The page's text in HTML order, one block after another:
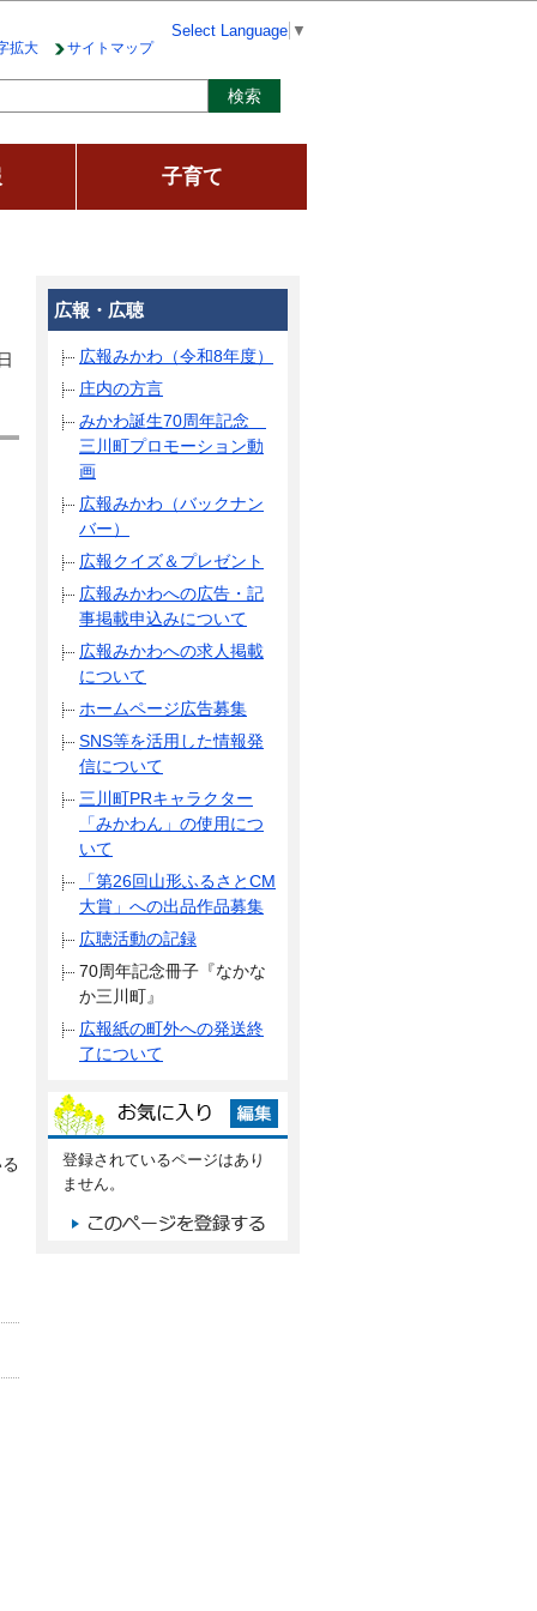
拡大 サイトマップ
Select Language ▼
子育て
広報・広聴
広報みかわ（令和8年度）
庄内の方言
みかわ誕生70周年記念
三川町プロモーション動
画
広報みかわ（バックナン
バー）
広報クイズ＆プレゼント
広報みかわへの広告・記
事掲載申込みについて
広報みかわへの求人掲載
について
ホームページ広告募集
SNS等を活用した情報発
信について
三川町PRキャラクター
「みかわん」の使用につ
いて
「第26回山形ふるさとCM
大賞」への出品作品募集
広聴活動の記録
70周年記念冊子『なかな
か三川町』
広報紙の町外への発送終
了について
登録されているページはあり
ません。